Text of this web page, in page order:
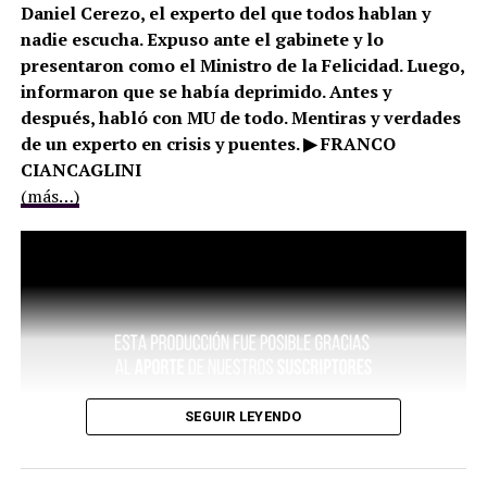
Daniel Cerezo, el experto del que todos hablan y
nadie escucha. Expuso ante el gabinete y lo
presentaron como el Ministro de la Felicidad. Luego,
informaron que se había deprimido. Antes y
después, habló con MU de todo. Mentiras y verdades
de un experto en crisis y puentes. ▶ FRANCO
CIANCAGLINI
(más…)
SEGUIR LEYENDO